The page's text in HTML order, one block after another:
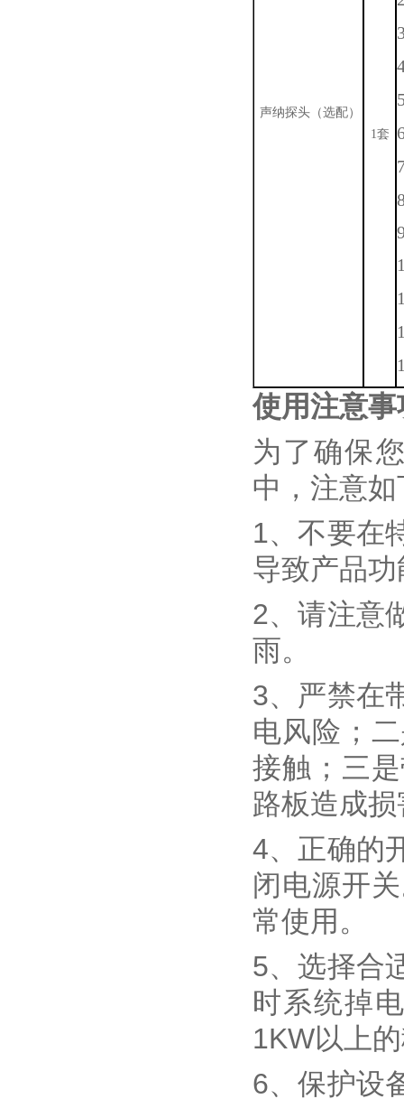
声纳探头 （选配）
1套
使用注意事
为了确保
中，注意
1、不要在
导致产品
2、请注意
雨。
3、严禁在
电风险；
接触；三
路板造成
4、正确的
闭电源开
常使用。
5、选择合
时系统掉
1KW以上
6、保护设